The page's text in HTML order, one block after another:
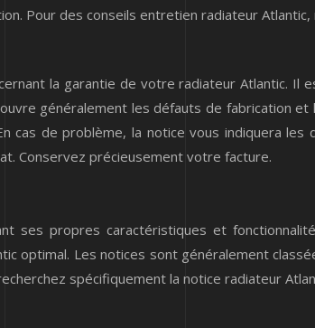
Pour des conseils entretien radiateur
la garantie de votre radiateur Atlantic. Il
généralement les défauts de fabrication et
de problème, la notice vous indiquera
Conservez précieusement votre facture.
ses propres caractéristiques et
optimal. Les notices sont généralement
spécifiquement la notice radiateur